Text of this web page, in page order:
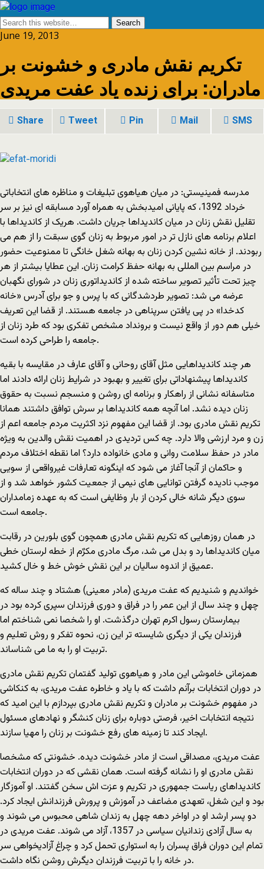
June 19, 2013
تکریم نقش مادری و خشونت بر
مادران: برای زنده یاد عفت مریدی
Share Tweet Pin Mail SMS
مدرسه فمینیستی: در میان هیاهوی تبلیغات و مناظره های انتخاباتی
خرداد 1392، که پایانی امیدبخش به همراه آورد مسابقه ای نیز بر سر
تقلیل نقش زنان در میان کاندیداها جریان داشت. هریک از کاندیداها با
اعلام برنامه های نازل تر در امور مربوط به زنان گوی سبقت را از هم می
ربودند. از خانه نشین کردن زنان به بهانه شغل خانگی تا ممنوعیت حضور
در مراسم بین المللی به بهانه حفظ کرامت زنان. این عطایا بیشتر از هر
چیز تحت تأثیر تصویر ساخته شده از کاندیداتوری زنان در شورای نگهبان
عرضه می شد: تصویر طردشدگانی که با پرس و جو برای آدرس «خانه
کدخدا» در پی یافتن سرپناهی در جامعه هستند. از قضا این تعریف
خیلی هم دور از واقع نیست و برونداد مشخص تفکری بود که طرد زنان از
جامعه را طراحی کرده است.
هر چند کاندیداهایی مثل آقای روحانی و آقای عارف در مقایسه با بقیه
کاندیداها پیشنهاداتی برای تغییر و بهبود در شرایط زنان ارائه دادند اما
متاسفانه نشانی از راهکار و برنامه ای روشن و منسجم نسبت به حقوق
زنان دیده نشد. اما آنچه همه کاندیداها بر سرش توافق داشتند همانا
تکریم نقش مادری بود. از قضا این مفهوم نزد اکثریت مردم جامعه اعم از
زن و مرد ارزشی والا دارد. چه کس تردیدی در اهمیت نقش والدین به ویژه
مادر در حفظ سلامت روانی و مادی خانواده دارد؟ اما نقطه اختلاف مردم
و حاکمان از آنجا آغاز می شود که اینگونه تعارفات غیرواقعی از سویی
موجب نادیده گرفتن توانایی های نیمی از جمعیت کشور خواهد شد و از
سوی دیگر شانه خالی کردن از بار وظایفی است که به عهده زمامداران
جامعه است.
در همان روزهایی که تکریم نقش مادری همچون گوی بلورین در رقابت
میان کاندیداها رد و بدل می شد، مرگ مادری مکرٌم از خطه لرستان خطی
عمیق از اندوه سالیان بر این نقش خوش خط و خال کشید.
خواندیم و شنیدیم که عفت مریدی (مادر معینی) هشتاد و چند ساله که
چهل و چند سال از این عمر را در فراق و دوری فرزندان سپری کرده بود در
بیمارستان رسول اکرم تهران درگذشت. او را شخصا نمی شناختم اما
فرزندان یکی از دیگری شایسته تر این زن، نحوه تفکر و روش تعلیم و
تربیت او را به ما می شناساند.
همزمانی خاموشی این مادر و هیاهوی تولید گفتمان تکریم نقش مادری
در دوران انتخابات برآنم داشت که با یاد و خاطره عفت مریدی، به کنکاشی
در مفهوم خشونت بر مادران و تکریم نقش مادری بپردازم با این امید که
نتیجه انتخابات اخیر، فرصتی دوباره برای زنان کنشگر و نهادهای مسئول
ایجاد کند تا زمینه های رفع خشونت بر زنان را مهیا سازند.
عفت مریدی، مصداقی است از مادر خشونت دیده. خشونتی که مشخصا
نقش مادری او را نشانه گرفته است. همان نقشی که در دوران انتخابات
کاندیداهای ریاست جمهوری در تکریم و عزت اش سخن گفتند. او آموزگار
بود و این شغل، تعهدی مضاعف در آموزش و پرورش فرزندانش ایجاد کرد.
دو پسر ارشد او در اواخر دهه چهل به زندان شاهی محبوس می شوند و
به سال آزادی زندانیان سیاسی در 1357، آزاد می شوند. عفت مریدی در
تمام این دوران فراق پسران را به استواری تحمل کرد و چراغ آزادیخواهی سر
در خانه را با تربیت فرزندان دیگرش روشن نگاه داشت.